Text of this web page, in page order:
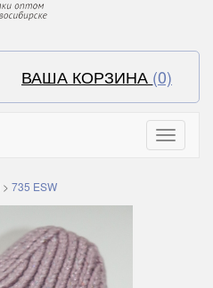
ВАША КОРЗИНА (0)
Toggle
> 735 ESW